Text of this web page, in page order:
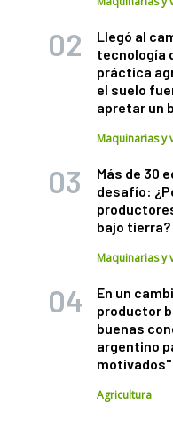
Llegó al
tecnología
práctica
el suelo
apretar un
Maquinarias y
Más de 30
desafío:
bajo tierra?
Maquinarias y
En un
productor
buenas
argentino
motivados"
Agricultura